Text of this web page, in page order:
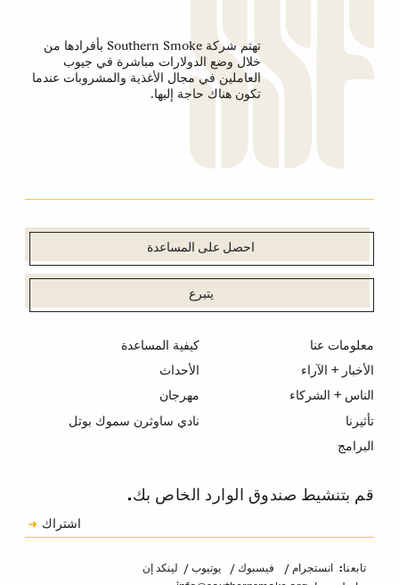
تهتم شركة Southern Smoke بأفرادها من
خلال وضع الدولارات مباشرة في جيوب
العاملين في مجال الأغذية والمشروبات عندما
تكون هناك حاجة إليها.
احصل على المساعدة
يتبرع
معلومات عنا
الأخبار + الآراء
الناس + الشركاء
تأثيرنا
البرامج
كيفية المساعدة
الأحداث
مهرجان
نادي ساوثرن سموك بوتل
قم بتنشيط صندوق الوارد الخاص بك.
اشتراك
تابعنا: انستجرام فيسبوك يوتيوب لينكد إن